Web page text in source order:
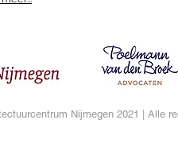
Nijmegen 2021 | Alle